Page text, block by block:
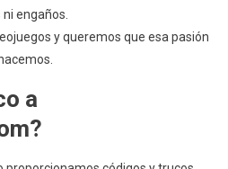
engaños.
y queremos que esa pasión
a